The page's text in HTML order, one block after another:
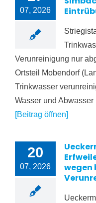
07, 2026
Verunreinigung nur
Ortsteil Mobendorf
Trinkwasser
Wasser und
[Beitrag öffnen]
20
07, 2026
wegen